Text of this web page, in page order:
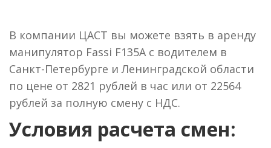
В компании ЦАСТ вы можете взять в аренду
манипулятор Fassi F135A с водителем в
Санкт-Петербурге и Ленинградской области
по цене от 2821 рублей в час или от 22564
рублей за полную смену с НДС.
Условия расчета смен: